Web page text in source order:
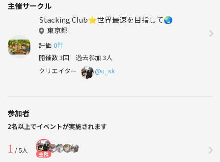
主催サークル
Stacking Club⭐️世界最速を目指して🌏
東京都
評価 0件
開催数 3回 過去参加 3人
クリエイター
@u_sk
参加者
2名以上でイベントが実施されます
1 / 5人 主催